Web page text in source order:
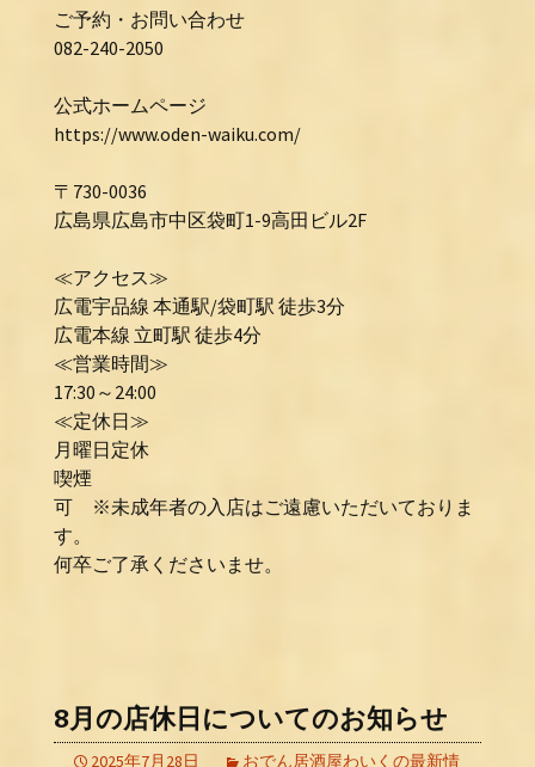
ご予約・お問い合わせ
082-240-2050
公式ホームページ
https://www.oden-waiku.com/
〒730-0036
広島県広島市中区袋町1-9高田ビル2F
≪アクセス≫
広電宇品線 本通駅/袋町駅 徒歩3分
広電本線 立町駅 徒歩4分
≪営業時間≫
17:30～24:00
≪定休日≫
月曜日定休
喫煙
可 ※未成年者の入店はご遠慮いただいておりま
す。
何卒ご了承くださいませ。
8月の店休日についてのお知らせ
2025年7月28日
おでん居酒屋わいくの最新情